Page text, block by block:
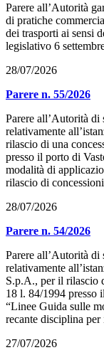
Parere all’Autorità
di pratiche
dei trasporti ai sensi
legislativo 6
28/07/2026
Parere n. 55/2026
Parere all’Autorità di
relativamente
rilascio di una
presso il porto di
modalità di
rilascio di
28/07/2026
Parere n. 54/2026
Parere all’Autorità di
relativamente
S.p.A., per il rilascio
18 l. 84/1994 presso
“Linee Guida sulle
recante disciplina
27/07/2026